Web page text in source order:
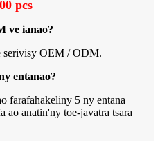
pcs
ve ianao?
serivisy OEM / ODM.
entanao?
farafahakeliny 5 ny entana
ao anatin'ny toe-javatra tsara